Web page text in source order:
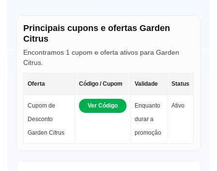
Principais cupons e ofertas Garden
Citrus
Encontramos 1 cupom e oferta ativos para Garden
Citrus.
Oferta Código / Cupom Validade Status
Cupom de
Desconto
Garden Citrus
Ver Código
Enquanto
durar a
promoção
Ativo